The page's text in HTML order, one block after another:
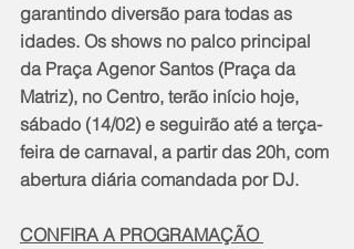
garantindo diversão para todas as
idades. Os shows no palco principal
da Praça Agenor Santos (Praça da
Matriz), no Centro, terão início hoje,
sábado (14/02) e seguirão até a terça-
feira de carnaval, a partir das 20h, com
abertura diária comandada por DJ.
CONFIRA A PROGRAMAÇÃO